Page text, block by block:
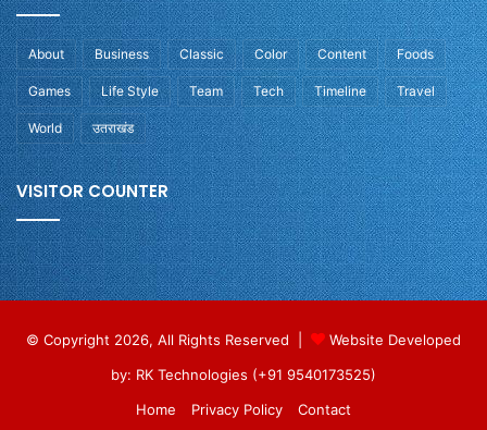
About Business Classic Color Content Foods
Games Life Style Team Tech Timeline Travel
World उतराखंड
VISITOR COUNTER
© Copyright 2026, All Rights Reserved |
Website Developed
by: RK Technologies (+91 9540173525)
Home
Privacy Policy Contact